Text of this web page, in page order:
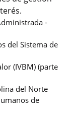
-
del Sistema de
(IVBM) (parte
del Norte
de